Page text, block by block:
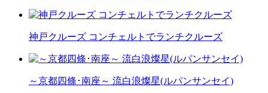
神戸クルーズ コンチェルトでランチクルーズ
～京都四條･南座～ 流白浪燦星(ルパンサンセイ)